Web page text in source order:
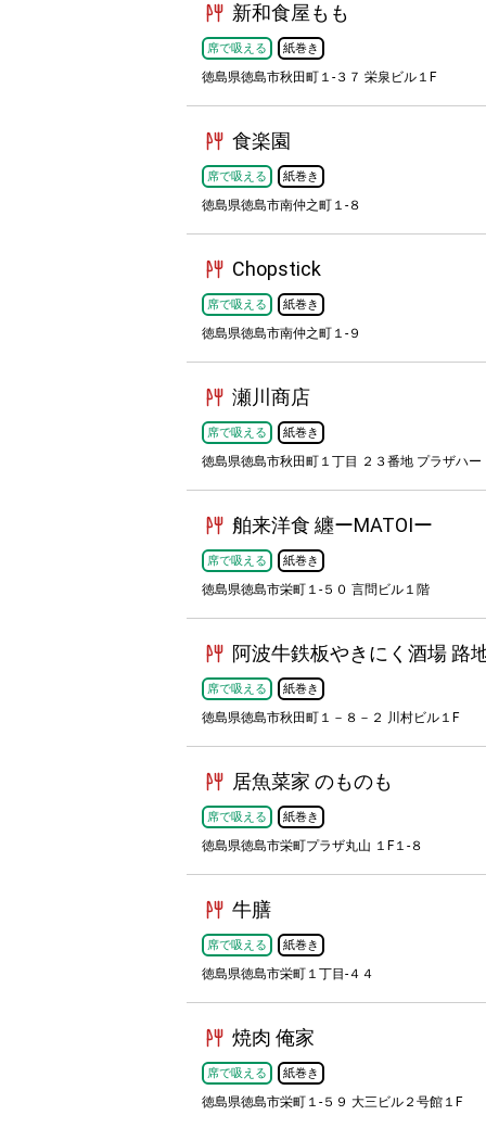
新和食屋もも
席で吸える 紙巻き
徳島県徳島市秋田町１-３７ 栄泉ビル１F
食楽園
席で吸える 紙巻き
徳島県徳島市南仲之町１-８
Chopstick
席で吸える 紙巻き
徳島県徳島市南仲之町１-９
瀬川商店
席で吸える 紙巻き
徳島県徳島市秋田町１丁目 ２３番地 プラザハー
舶来洋食 纏ーMATOIー
席で吸える 紙巻き
徳島県徳島市栄町１-５０ 言問ビル１階
阿波牛鉄板やきにく酒場 路
席で吸える 紙巻き
徳島県徳島市秋田町１－８－２ 川村ビル１F
居魚菜家 のものも
席で吸える 紙巻き
徳島県徳島市栄町プラザ丸山 １F１-８
牛膳
席で吸える 紙巻き
徳島県徳島市栄町１丁目-４４
焼肉 俺家
席で吸える 紙巻き
徳島県徳島市栄町１-５９ 大三ビル２号館１F